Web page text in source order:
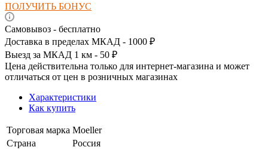
ПОЛУЧИТЬ БОНУС
Самовывоз - бесплатно
Доставка в пределах МКАД - 1000 ₽
Выезд за МКАД 1 км - 50 ₽
Цена действительна только для интернет-магазина и может
отличаться от цен в розничных магазинах
Характеристики
Как купить
Торговая марка Moeller
Страна
Россия